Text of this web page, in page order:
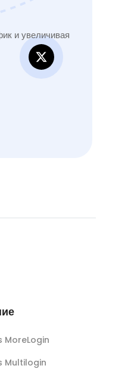
и увеличивая
MoreLogin
Multilogin